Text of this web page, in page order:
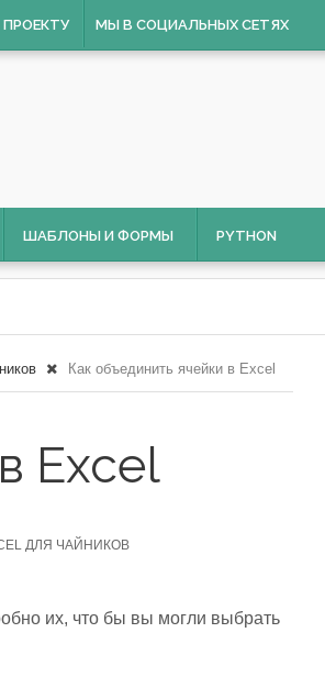
МЫ В СОЦИАЛЬНЫХ СЕТЯХ
ШАБЛОНЫ И ФОРМЫ PYTHON
Как объединить ячейки в Excel
Excel
ДЛЯ ЧАЙНИКОВ
их, что бы вы могли выбрать